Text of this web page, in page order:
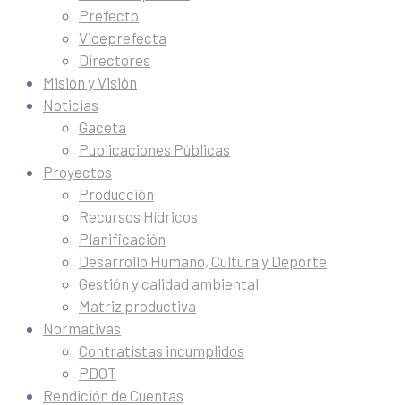
Prefecto
Viceprefecta
Directores
Misión y Visión
Noticias
Gaceta
Publicaciones Públicas
Proyectos
Producción
Recursos Hídricos
Planificación
Desarrollo Humano, Cultura y Deporte
Gestión y calidad ambiental
Matriz productiva
Normativas
Contratistas incumplidos
PDOT
Rendición de Cuentas